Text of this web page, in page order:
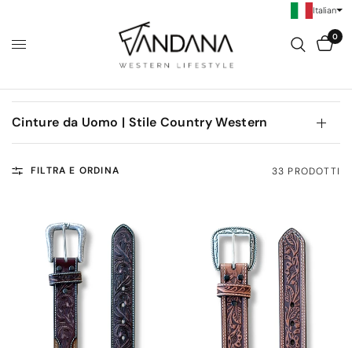
0
Cinture da Uomo | Stile Country Western
FILTRA E ORDINA 33 PRODOTTI
Italian